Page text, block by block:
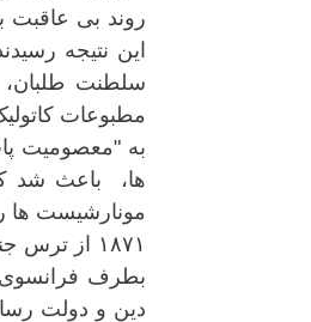
روند بی عاقبت
این نتیجه
سلطنت
مطبوعات
۱۸۷۱ از
بطرف فرانسوی
دین و دولت